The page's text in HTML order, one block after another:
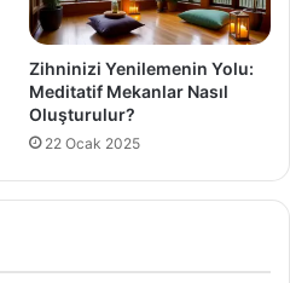
Zihninizi Yenilemenin Yolu:
Meditatif Mekanlar Nasıl
Oluşturulur?
22 Ocak 2025